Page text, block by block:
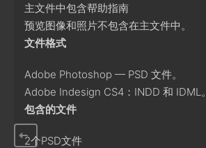
主文件中包含帮助指南
预览图像和照片不包含在主文件中。
文件格式
Adobe Photoshop — PSD 文件。
Adobe Indesign CS4：INDD 和 IDML。
包含的文件
2个PSD文件